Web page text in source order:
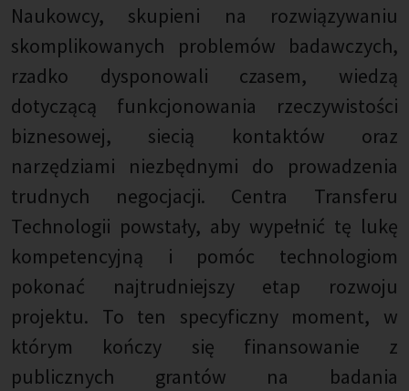
Naukowcy, skupieni na rozwiązywaniu
skomplikowanych problemów badawczych,
rzadko dysponowali czasem, wiedzą
dotyczącą funkcjonowania rzeczywistości
biznesowej, siecią kontaktów oraz
narzędziami niezbędnymi do prowadzenia
trudnych negocjacji. Centra Transferu
Technologii powstały, aby wypełnić tę lukę
kompetencyjną i pomóc technologiom
pokonać najtrudniejszy etap rozwoju
projektu. To ten specyficzny moment, w
którym kończy się finansowanie z
publicznych grantów na badania